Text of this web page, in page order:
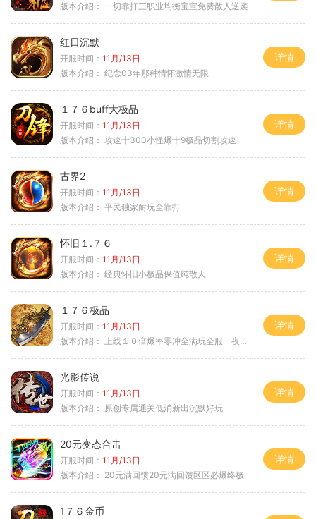
版本介绍： 一切靠打三职业均衡宝宝免费散人逆袭
红日沉默
开服时间： 11月/13日
版本介绍： 纪念03年那种情怀激情无限
详情
１７６buff大极品
开服时间： 11月/13日
版本介绍： 攻速十300小怪爆十9极品切割攻速
详情
古界2
开服时间： 11月/13日
版本介绍： 平民独家耐玩全靠打
详情
怀旧１.７６
开服时间： 11月/13日
版本介绍： 经典怀旧小极品保值纯散人
详情
１７６极品
开服时间： 11月/13日
版本介绍：
上线１０倍爆率零冲全满玩全服一夜终极
详情
光影传说
开服时间： 11月/13日
版本介绍： 原创专属通关低消新出沉默好玩
详情
20元变态合击
开服时间： 11月/13日
版本介绍： 20元满回馈20元满回馈区区必爆终极
详情
1７６金币